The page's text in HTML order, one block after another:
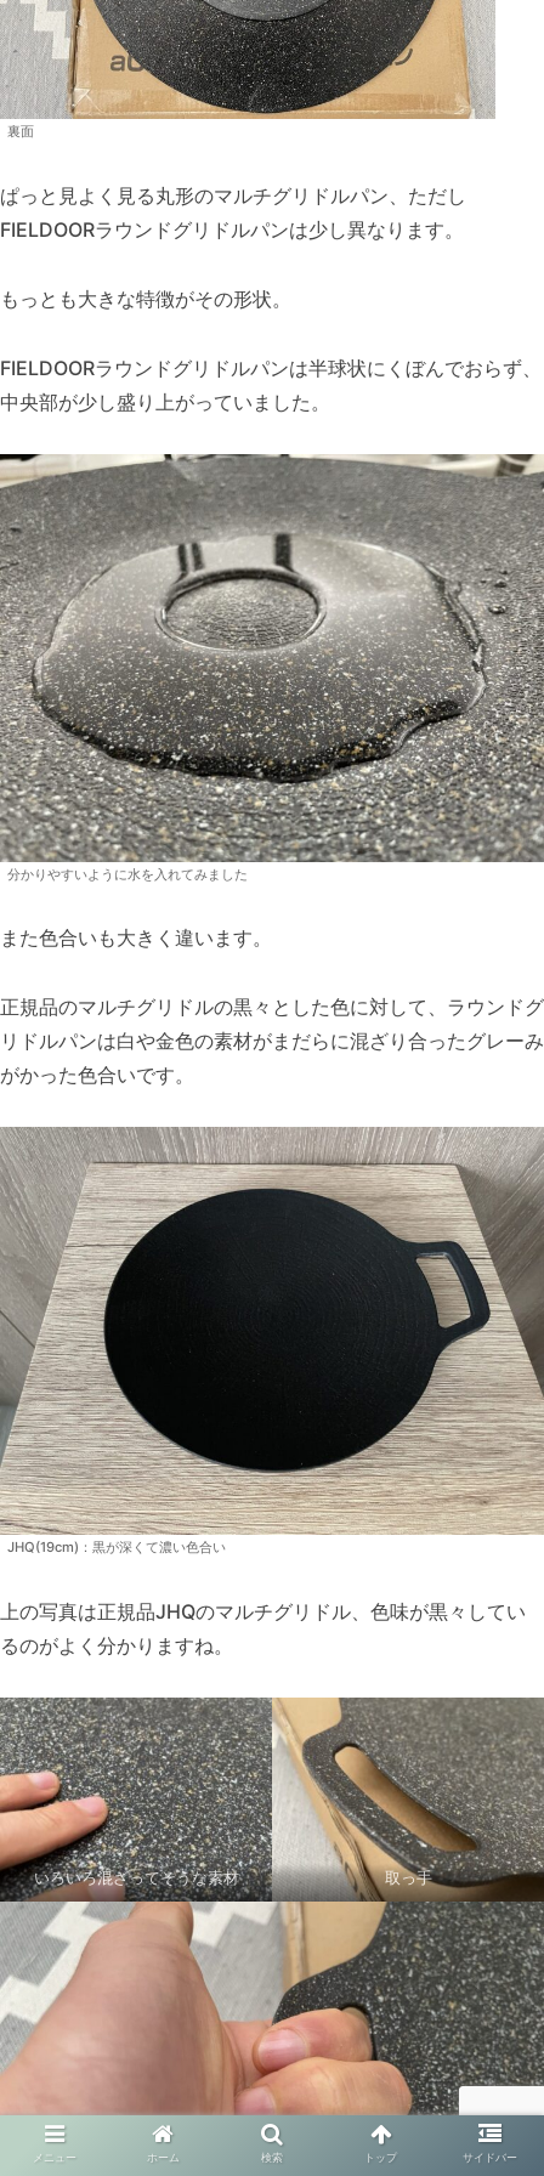
裏面
ぱっと見よく見る丸形のマルチグリドルパン、ただし
FIELDOORラウンドグリドルパンは少し異なります。
もっとも大きな特徴がその形状。
FIELDOORラウンドグリドルパンは半球状にくぼんでおらず、
中央部が少し盛り上がっていました。
分かりやすいように水を入れてみました
また色合いも大きく違います。
正規品のマルチグリドルの黒々とした色に対して、ラウンドグ
リドルパンは白や金色の素材がまだらに混ざり合ったグレーみ
がかった色合いです。
JHQ(19cm)：黒が深くて濃い色合い
上の写真は正規品JHQのマルチグリドル、色味が黒々してい
るのがよく分かりますね。
いろいろ混ざってそうな素材 取っ手
メニュー ホーム 検索 トップ サイドバー